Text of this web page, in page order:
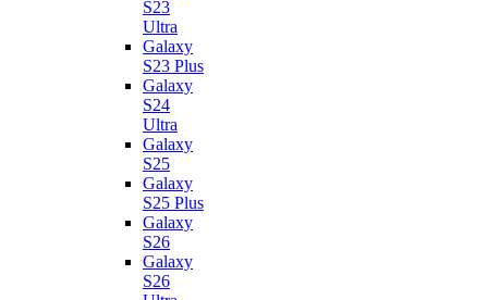
S23
Ultra
Galaxy
S23 Plus
Galaxy
S24
Ultra
Galaxy
S25
Galaxy
S25 Plus
Galaxy
S26
Galaxy
S26